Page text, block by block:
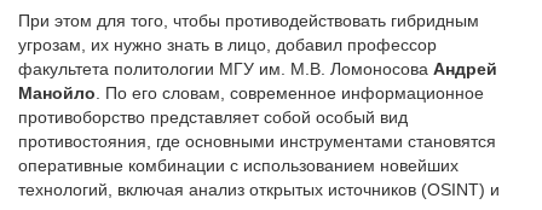
При этом для того, чтобы противодействовать гибридным
угрозам, их нужно знать в лицо, добавил профессор
факультета политологии МГУ им. М.В. Ломоносова Андрей
Манойло . По его словам, современное информационное
противоборство представляет собой особый вид
противостояния, где основными инструментами становятся
оперативные комбинации с использованием новейших
технологий, включая анализ открытых источников (OSINT) и